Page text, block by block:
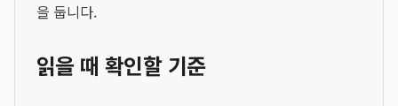
을 둡니다.
읽을 때 확인할 기준